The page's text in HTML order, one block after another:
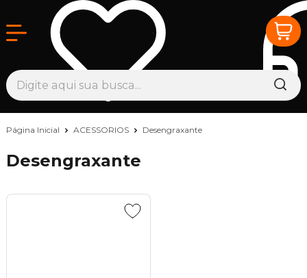
Página Inicial ACESSORIOS Desengraxante
Desengraxante